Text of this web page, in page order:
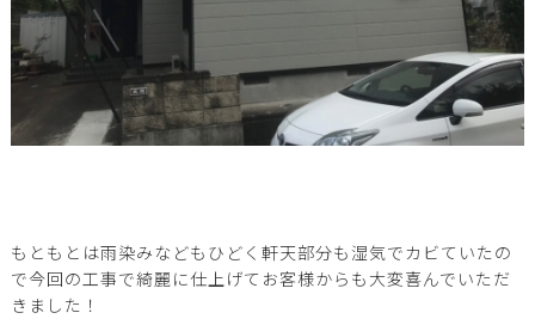
もともとは雨染みなどもひどく軒天部分も湿気でカビていたの
で今回の工事で綺麗に仕上げてお客様からも大変喜んでいただ
きました！